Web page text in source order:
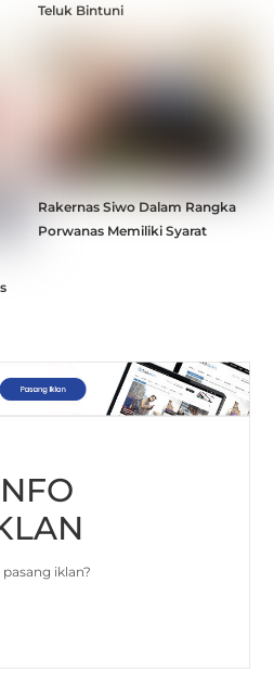
Teluk Bintuni
Rakernas Siwo Dalam Rangka
Porwanas Memiliki Syarat
pasang iklan?